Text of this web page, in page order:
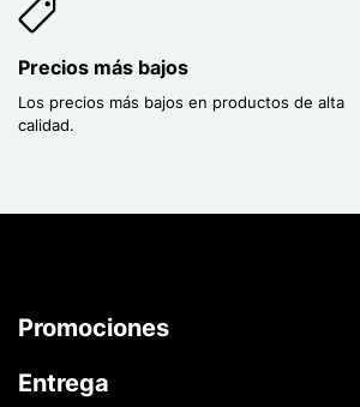
Precios más bajos
Los precios más bajos en productos de alta
calidad.
Promociones
Entrega